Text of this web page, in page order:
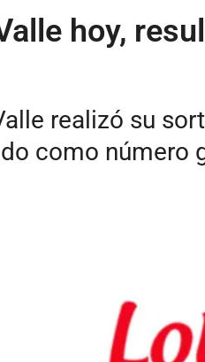
hoy,
realizó su
como número